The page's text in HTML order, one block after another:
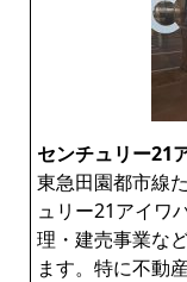
センチュリー21
東急田園都市線
ュリー21アイワ
理・建売事業な
ます。特に不動